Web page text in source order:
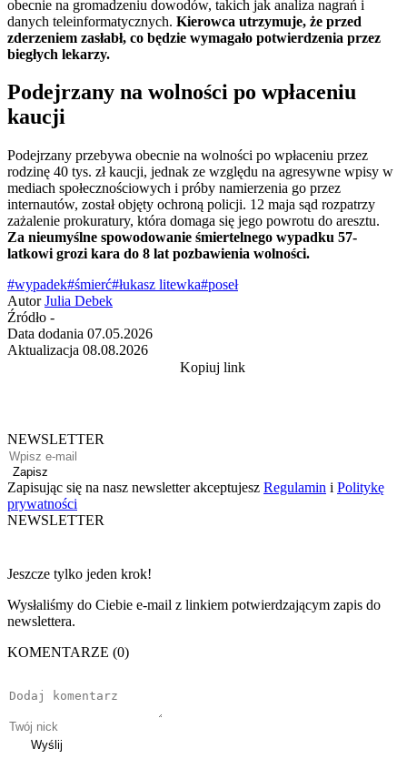
obecnie na gromadzeniu dowodów, takich jak analiza nagrań i
danych teleinformatycznych. Kierowca utrzymuje, że przed
zderzeniem zasłabł, co będzie wymagało potwierdzenia przez
biegłych lekarzy.
Podejrzany na wolności po wpłaceniu
kaucji
Podejrzany przebywa obecnie na wolności po wpłaceniu przez
rodzinę 40 tys. zł kaucji, jednak ze względu na agresywne wpisy w
mediach społecznościowych i próby namierzenia go przez
internautów, został objęty ochroną policji. 12 maja sąd rozpatrzy
zażalenie prokuratury, która domaga się jego powrotu do aresztu.
Za nieumyślne spowodowanie śmiertelnego wypadku 57-
latkowi grozi kara do 8 lat pozbawienia wolności.
#wypadek#śmierć#łukasz litewka#poseł
Autor Julia Debek
Źródło -
Data dodania 07.05.2026
Aktualizacja 08.08.2026
Kopiuj link
NEWSLETTER
Zapisz
Zapisując się na nasz newsletter akceptujesz Regulamin i Politykę
prywatności
NEWSLETTER
Jeszcze tylko jeden krok!
Wysłaliśmy do Ciebie e-mail z linkiem potwierdzającym zapis do
newslettera.
KOMENTARZE (0)
Wyślij